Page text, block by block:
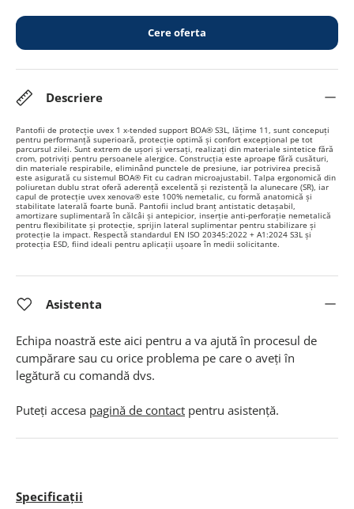
Cere oferta
Descriere
Pantofii de protecție uvex 1 x-tended support BOA® S3L, lățime 11, sunt concepuți
pentru performanță superioară, protecție optimă și confort excepțional pe tot
parcursul zilei. Sunt extrem de ușori și versați, realizați din materiale sintetice fără
crom, potriviți pentru persoanele alergice. Construcția este aproape fără cusături,
din materiale respirabile, eliminând punctele de presiune, iar potrivirea precisă
este asigurată cu sistemul BOA® Fit cu cadran microajustabil. Talpa ergonomică din
poliuretan dublu strat oferă aderență excelentă și rezistență la alunecare (SR), iar
capul de protecție uvex xenova® este 100% nemetalic, cu formă anatomică și
stabilitate laterală foarte bună. Pantofii includ branț antistatic detașabil,
amortizare suplimentară în călcâi și antepicior, inserție anti-perforație nemetalică
pentru flexibilitate și protecție, sprijin lateral suplimentar pentru stabilizare și
protecție la impact. Respectă standardul EN ISO 20345:2022 + A1:2024 S3L și
protecția ESD, fiind ideali pentru aplicații ușoare în medii solicitante.
Asistenta
Echipa noastră este aici pentru a va ajută în procesul de
cumpărare sau cu orice problema pe care o aveți în
legătură cu comandă dvs.
Puteți accesa pagină de contact pentru asistență.
Specificații